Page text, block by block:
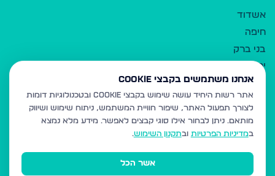
אשדוד
חיפה
בני ברק
ירושלים
אלעד
גבעת זאב
בית שמש
רכסים
מודיעין עילית
אנחנו משתמשים בקבצי Cookie
אתר רשות היחיד עושה שימוש בקבצי Cookie ובטכנולוגיות דומות
לצורך תפעול האתר, שיפור חוויית המשתמש, ניתוח שימוש ושיווק
מותאם. ניתן לבחור אילו סוגי קבצים לאפשר. מידע מלא נמצא
במדיניות הפרטיות ובתקנון השימוש.
אשר הכל